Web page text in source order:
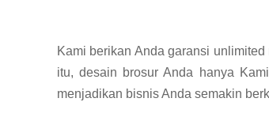
Kami berikan Anda garansi
itu, desain brosur Anda hanya
menjadikan bisnis Anda semakin